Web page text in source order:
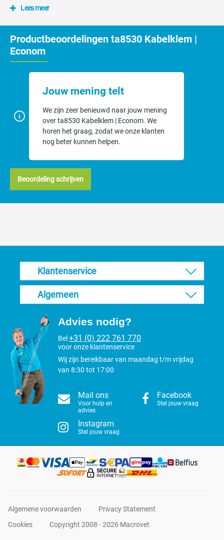
Lees meer
Productbeoordelingen ta8530 Kabelklem |
Econom
Jouw mening telt
We zijn zeer benieuwd naar jouw mening
over ta8530 Kabelklem | Econom. We
horen het graag, zodat we onze klanten
nog beter kunnen helpen.
Beoordeling schrijven
Klantenservice
Algemeen
Advies nodig?
Bel +31 (0) 222 761 770
voor onze klantenservice
Wij zijn bereikbaar van maandag t/m vrijdag
van 8:30 tot 17:00
Mail ons
Voor hulp en
advies
Facebook
Stel jouw vraag
Instagram
Stel jouw vraag
Algemene voorwaarden
Privacy Statement
Cookies
Copyright 2008 - 2026 Macrovet